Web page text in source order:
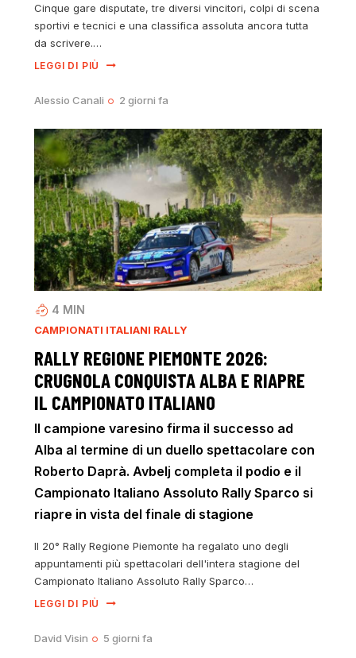
Cinque gare disputate, tre diversi vincitori, colpi di scena
sportivi e tecnici e una classifica assoluta ancora tutta
da scrivere.…
LEGGI DI PIÙ
Alessio Canali 2 giorni fa
4 MIN
CAMPIONATI ITALIANI RALLY
RALLY REGIONE PIEMONTE 2026:
CRUGNOLA CONQUISTA ALBA E RIAPRE
IL CAMPIONATO ITALIANO
Il campione varesino firma il successo ad
Alba al termine di un duello spettacolare con
Roberto Daprà. Avbelj completa il podio e il
Campionato Italiano Assoluto Rally Sparco si
riapre in vista del finale di stagione
Il 20° Rally Regione Piemonte ha regalato uno degli
appuntamenti più spettacolari dell'intera stagione del
Campionato Italiano Assoluto Rally Sparco…
LEGGI DI PIÙ
David Visin 5 giorni fa